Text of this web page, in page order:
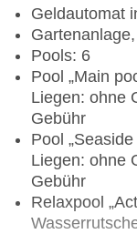
Geldautomat
Pools: 6
Pool „Main
Liegen: ohne
Gebühr
Pool
Liegen: ohne
Gebühr
Relaxpool